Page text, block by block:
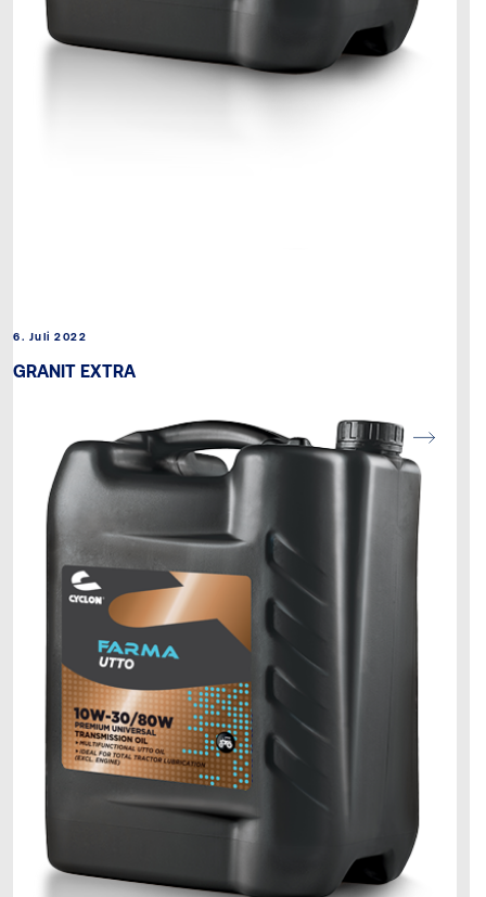
6. Juli 2022
GRANIT EXTRA